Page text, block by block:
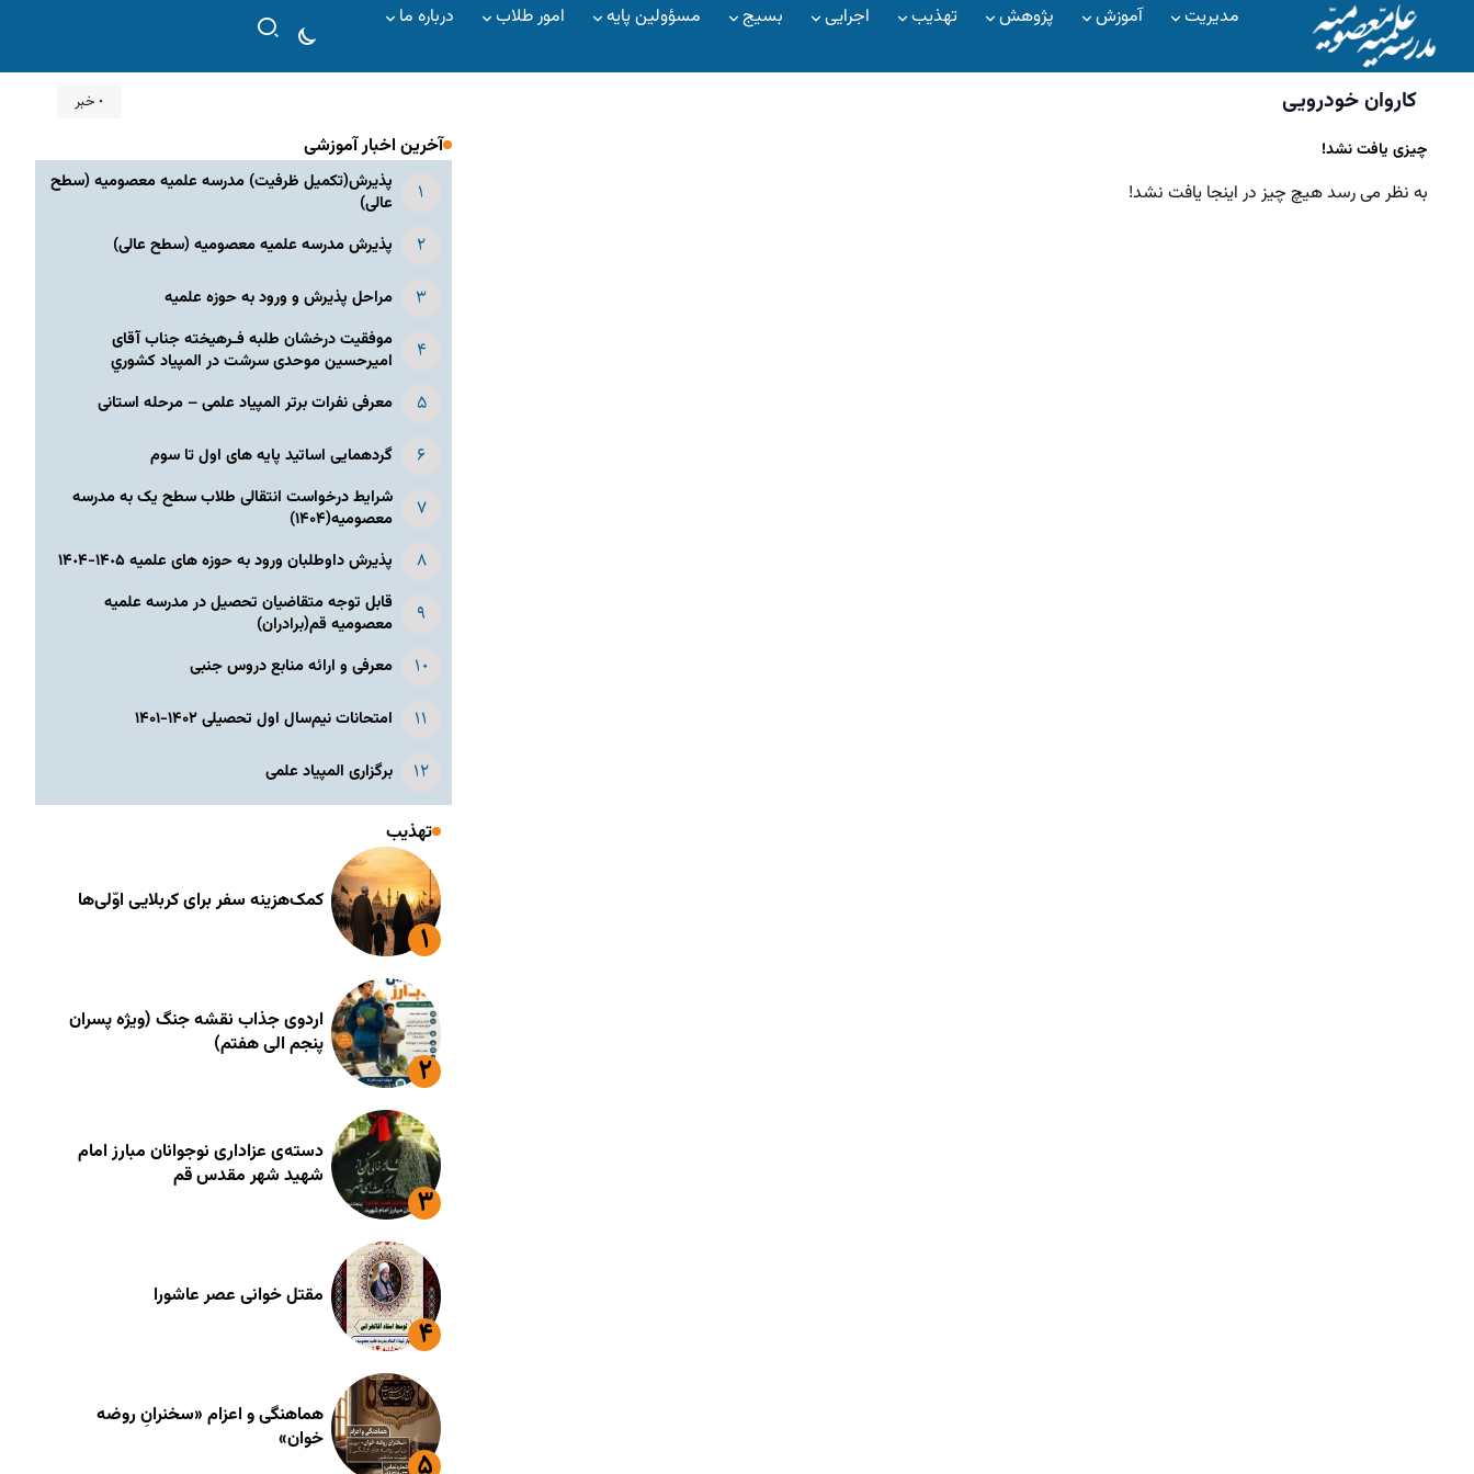
مدیریت آموزش پژوهش تهذیب اجرایی بسیج مسؤولین پایه امور طلاب درباره ما
کاروان خودرویی ۰ خبر
چیزی یافت نشد!
به نظر می رسد هیچ چیز در اینجا یافت نشد!
آخرین اخبار آموزشی
پذیرش(تکمیل ظرفیت) مدرسه علمیه معصومیه‌ (سطح
عالی)
پذیرش مدرسه علمیه معصومیه‌ (سطح عالی)
مراحل پذیرش و ورود به حوزه علمیه
موفقیت درخشان طلبه فـرهیخته جناب آقای
امیرحسین موحدی سرشت در المپياد كشوري
معرفی نفرات برتر المپیاد علمی – مرحله استانی
گردهمایی اساتید پایه های اول تا سوم
شرایط درخواست انتقالی طلاب سطح یک به مدرسه
معصومیه(۱۴۰۴)
پذیرش داوطلبان ورود به حوزه های علمیه ١۴٠۵-١۴٠۴
قابل توجه متقاضیان تحصیل در مدرسه علمیه
معصومیه قم(برادران)
معرفی و ارائه منابع دروس جنبی
امتحانات نیم‌سال اول تحصیلی ۱۴۰۲-۱۴۰۱
برگزاری المپیاد علمی
تهذیب
کمک‌هزینه سفر برای کربلایی اوّلی‌ها
اردوی جذاب نقشه جنگ (ویژه پسران
پنجم الی هفتم)
دسته‌ی عزاداری نوجوانان مبارز امام
شهید شهر مقدس قم
مقتل خوانی عصر عاشورا
هماهنگی و اعزام «سخنرانِ روضه
خوان»